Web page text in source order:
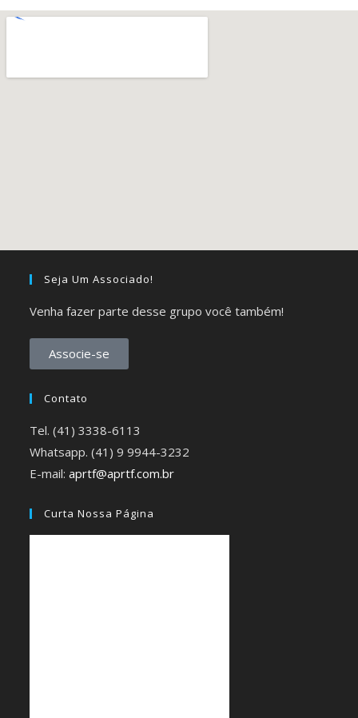
Seja Um Associado!
Venha fazer parte desse grupo você também!
Associe-se
Contato
Tel. (41) 3338-6113
Whatsapp. (41) 9 9944-3232
E-mail:aprtf@aprtf.com.br
Curta Nossa Página